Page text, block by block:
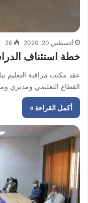
أغسطس 20, 2020 26
خطة استئناف
عقد مكتب مراقبة التعليم
القطاع التعليمي ومديري
أكمل القراءة »